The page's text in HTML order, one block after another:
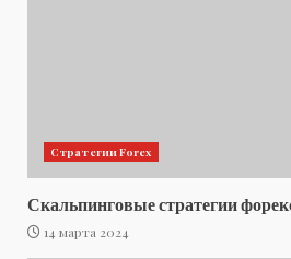
Стратегии Forex
Скальпинговые стратегии
14 марта 2024